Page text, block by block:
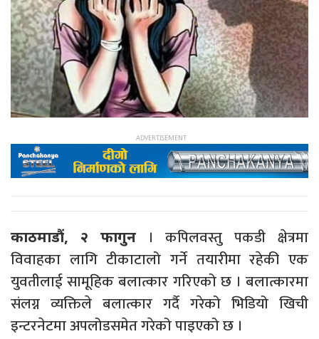
काठमाडौं, २ फागुन। कपिलवस्तु पकडी क्षेत्रमा
विवाहका लागि टीकाटालो गर्ने तयारीमा रहेकी एक
युवतीलाई सामूहिक बलात्कार गरिएको छ । बलात्कारमा
संलग्न व्यक्तिले बलात्कार गर्दै गरेको भिडियो खिची
इन्टरनेटमा अपलोडसमेत गरेको पाइएको छ ।